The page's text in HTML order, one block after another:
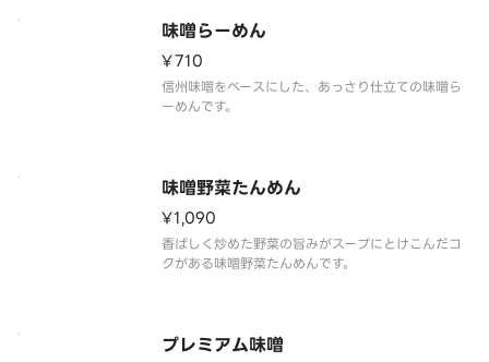
味噌らーめん
¥710
信州味噌をベースにした、あっさり仕立ての味噌ら
ーめんです。
味噌野菜たんめん
¥1,090
香ばしく炒めた野菜の旨みがスープにとけこんだコ
クがある味噌野菜たんめんです。
プレミアム味噌